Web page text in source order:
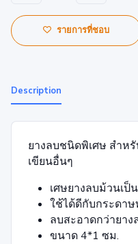
รายการที่ชอบ
Description
ยางลบชนิดพิเศษ สำห
เขียนอื่นๆ
เศษยางลบม้วนเป็
ใช้ได้ดีกับกระดา
ลบสะอาดกว่ายา
ขนาด 4*1 ซม.